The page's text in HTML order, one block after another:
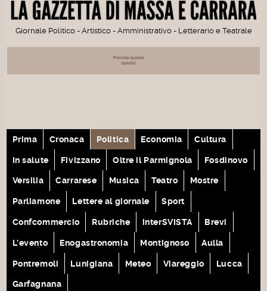
Giornale Politico - Artistico - Amministrativo - Letterario e Teatrale
Prima Cronaca Politica Economia Cultura
In salute Fivizzano Oltre il Parmignola Fosdinovo
Versilia Carrarese Musica Teatro Mostre
Parliamone Lettere al giornale Sport
Confcommercio Rubriche interSVISTA Brevi
L'evento Enogastronomia Montignoso Aulla
Pontremoli Lunigiana Meteo Viareggio Lucca
Garfagnana